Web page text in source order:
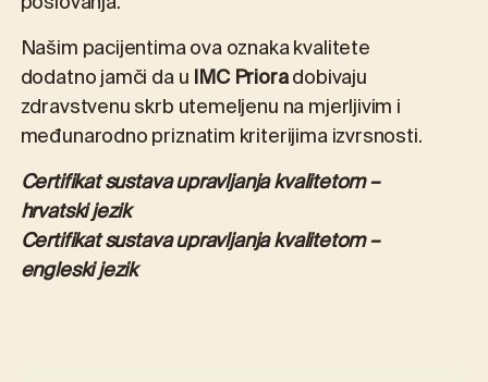
Našim pacijentima ova oznaka kvalitete
dodatno jamči da uIMC Prioradobivaju
zdravstvenu skrb utemeljenu na mjerljivim i
međunarodno priznatim kriterijima izvrsnosti.
Certifikat sustava upravljanja kvalitetom –
hrvatski jezik
Certifikat sustava upravljanja kvalitetom–
engleski jezik